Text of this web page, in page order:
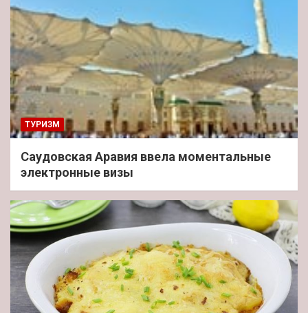
ТУРИЗМ
Саудовская Аравия ввела моментальные
электронные визы